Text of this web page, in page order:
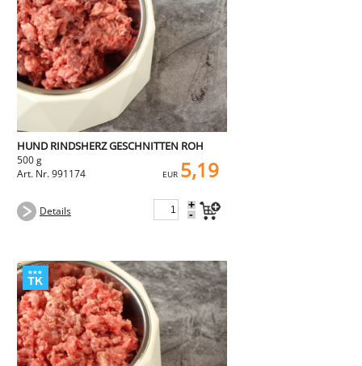
NEMETZ-DOGS
Hundefutter
nass
trocken
Belcando
Barf-Zusätze
Katzenfutter
Gutschein kaufen
HUND RINDSHERZ GESCHNITTEN ROH
500 g
Art. Nr. 991174
EUR 5,19
Details +
-